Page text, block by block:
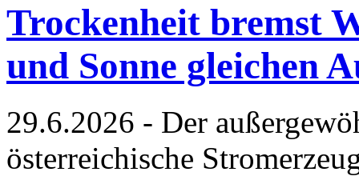
Trockenheit bremst
und Sonne gleichen
29.6.2026 - Der
österreichische